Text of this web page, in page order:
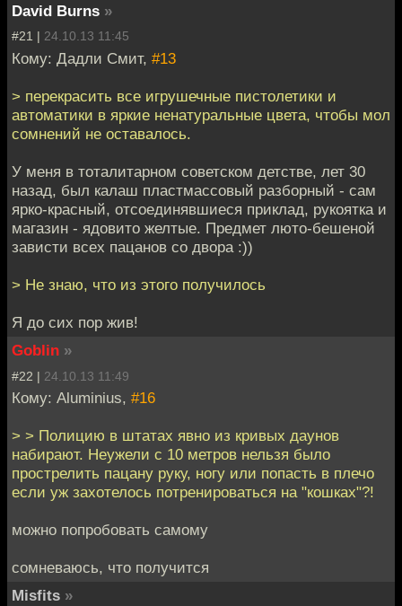
David Burns »
#21 | 24.10.13 11:45
Кому: Дадли Смит, #13
> перекрасить все игрушечные пистолетики и
автоматики в яркие ненатуральные цвета, чтобы мол
сомнений не оставалось.
У меня в тоталитарном советском детстве, лет 30
назад, был калаш пластмассовый разборный - сам
ярко-красный, отсоединявшиеся приклад, рукоятка и
магазин - ядовито желтые. Предмет люто-бешеной
зависти всех пацанов со двора :))
> Не знаю, что из этого получилось
Я до сих пор жив!
Goblin »
#22 | 24.10.13 11:49
Кому: Aluminius, #16
> > Полицию в штатах явно из кривых даунов
набирают. Неужели с 10 метров нельзя было
прострелить пацану руку, ногу или попасть в плечо
если уж захотелось потренироваться на "кошках"?!
можно попробовать самому
сомневаюсь, что получится
Misfits »